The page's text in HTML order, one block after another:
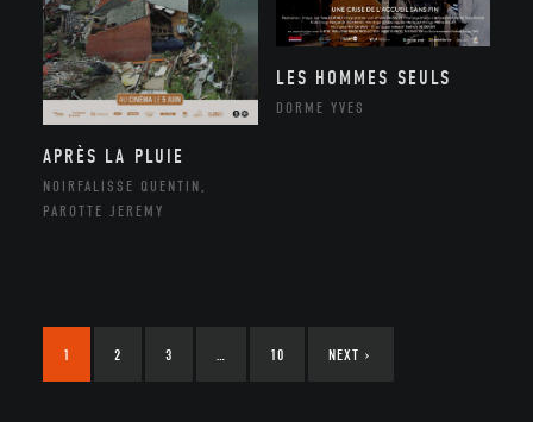
APRÈS LA PLUIE
NOIRFALISSE QUENTIN,
PAROTTE JEREMY
LES HOMMES SEULS
DORME YVES
1 2 3 10 NEXT ›